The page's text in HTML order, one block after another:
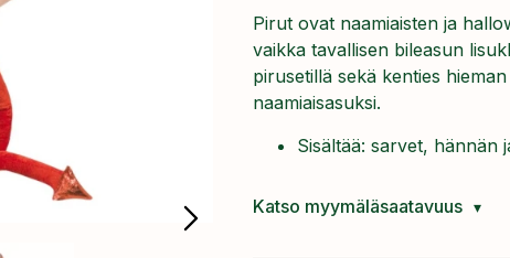
Pirut ovat naamiaisten ja
vaikka tavallisen bileasun
pirusetillä sekä kenties
naamiaisasuksi.
Sisältää: sarvet, hännän
Katso myymäläsaatavuus